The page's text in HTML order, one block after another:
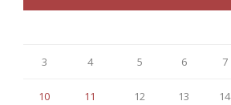
3 4 5 6 7
10 11 12 13 14